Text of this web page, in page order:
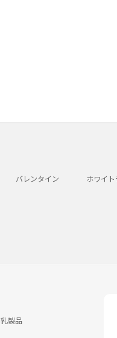
バレンタイン ホワイト
乳製品